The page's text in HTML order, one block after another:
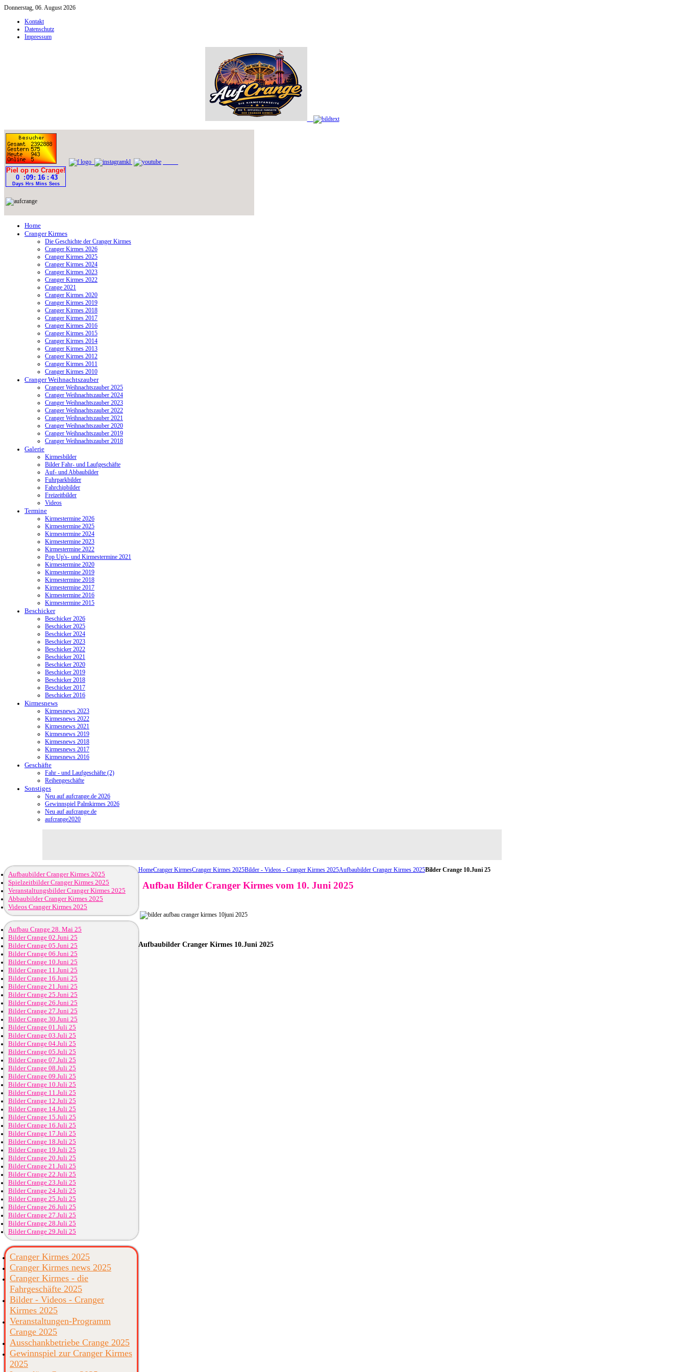
Donnerstag, 06. August 2026
Kontakt
Datenschutz
Impressum
Home
Cranger Kirmes
Die Geschichte der Cranger Kirmes
Cranger Kirmes 2026
Cranger Kirmes 2025
Cranger Kirmes 2024
Cranger Kirmes 2023
Cranger Kirmes 2022
Crange 2021
Cranger Kirmes 2020
Cranger Kirmes 2019
Cranger Kirmes 2018
Cranger Kirmes 2017
Cranger Kirmes 2016
Cranger Kirmes 2015
Cranger Kirmes 2014
Cranger Kirmes 2013
Cranger Kirmes 2012
Cranger Kirmes 2011
Cranger Kirmes 2010
Cranger Weihnachtszauber
Cranger Weihnachtszauber 2025
Cranger Weihnachtszauber 2024
Cranger Weihnachtszauber 2023
Cranger Weihnachtszauber 2022
Cranger Weihnachtszauber 2021
Cranger Weihnachtszauber 2020
Cranger Weihnachtszauber 2019
Cranger Weihnachtszauber 2018
Galerie
Kirmesbilder
Bilder Fahr- und Laufgeschäfte
Auf- und Abbaubilder
Fuhrparkbilder
Fahrchipbilder
Freizeitbilder
Videos
Termine
Kirmestermine 2026
Kirmestermine 2025
Kirmestermine 2024
Kirmestermine 2023
Kirmestermine 2022
Pop Up's- und Kirmestermine 2021
Kirmestermine 2020
Kirmestermine 2019
Kirmestermine 2018
Kirmestermine 2017
Kirmestermine 2016
Kirmestermine 2015
Beschicker
Beschicker 2026
Beschicker 2025
Beschicker 2024
Beschicker 2023
Beschicker 2022
Beschicker 2021
Beschicker 2020
Beschicker 2019
Beschicker 2018
Beschicker 2017
Beschicker 2016
Kirmesnews
Kirmesnews 2023
Kirmesnews 2022
Kirmesnews 2021
Kirmesnews 2019
Kirmesnews 2018
Kirmesnews 2017
Kirmesnews 2016
Geschäfte
Fahr - und Laufgeschäfte (2)
Reihengeschäfte
Sonstiges
Neu auf aufcrange.de 2026
Gewinnspiel Palmkirmes 2026
Neu auf aufcrange.de
aufcrange2020
HomeCranger KirmesCranger Kirmes 2025Bilder - Videos - Cranger Kirmes 2025Aufbaubilder Cranger Kirmes 2025Bilder Crange 10.Juni 25
Aufbau Bilder Cranger Kirmes vom 10. Juni 2025
AufbaubilderCranger Kirmes 10.Juni 2025
Aufbaubilder Cranger Kirmes 2025
Spielzeitbilder Cranger Kirmes 2025
Veranstaltungsbilder Cranger Kirmes 2025
Abbaubilder Cranger Kirmes 2025
Videos Cranger Kirmes 2025
Aufbau Crange 28. Mai 25
Bilder Crange 02.Juni 25
Bilder Crange 05.Juni 25
Bilder Crange 06.Juni 25
Bilder Crange 10.Juni 25
Bilder Crange 11.Juni 25
Bilder Crange 16.Juni 25
Bilder Crange 21.Juni 25
Bilder Crange 25.Juni 25
Bilder Crange 26.Juni 25
Bilder Crange 27.Juni 25
Bilder Crange 30.Juni 25
Bilder Crange 01.Juli 25
Bilder Crange 03.Juli 25
Bilder Crange 04.Juli 25
Bilder Crange 05.Juli 25
Bilder Crange 07.Juli 25
Bilder Crange 08.Juli 25
Bilder Crange 09.Juli 25
Bilder Crange 10.Juli 25
Bilder Crange 11.Juli 25
Bilder Crange 12.Juli 25
Bilder Crange 14.Juli 25
Bilder Crange 15.Juli 25
Bilder Crange 16.Juli 25
Bilder Crange 17.Juli 25
Bilder Crange 18.Juli 25
Bilder Crange 19.Juli 25
Bilder Crange 20.Juli 25
Bilder Crange 21.Juli 25
Bilder Crange 22.Juli 25
Bilder Crange 23.Juli 25
Bilder Crange 24.Juli 25
Bilder Crange 25.Juli 25
Bilder Crange 26.Juli 25
Bilder Crange 27.Juli 25
Bilder Crange 28.Juli 25
Bilder Crange 29.Juli 25
Cranger Kirmes 2025
Cranger Kirmes news 2025
Cranger Kirmes - die
Fahrgeschäfte 2025
Bilder - Videos - Cranger
Kirmes 2025
Veranstaltungen-Programm
Crange 2025
Ausschankbetriebe Crange 2025
Gewinnspiel zur Cranger Kirmes
2025